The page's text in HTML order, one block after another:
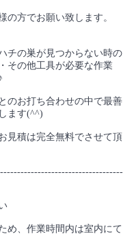
の方でお願い致します。
チの巣が見つからない時の
その他工具が必要な作業
のお打ち合わせの中で最善
ます(^^)
見積は完全無料でさせて頂
め、作業時間内は室内にて